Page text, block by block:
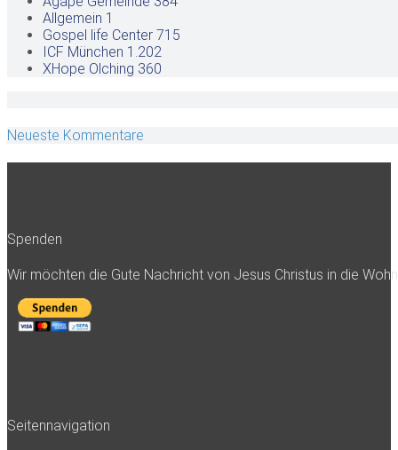
Allgemein 1
Gospel life Center 715
ICF München 1.202
XHope Olching 360
Neueste Kommentare
Spenden
Wir möchten die Gute Nachricht von Jesus Christus in die
Seitennavigation